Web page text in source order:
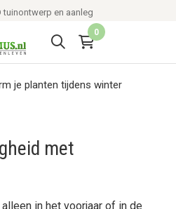
tuinontwerp en aanleg
0
je planten tijdens winter
met
in het voorjaar of in de